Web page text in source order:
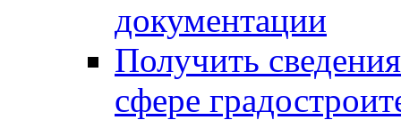
документации
Получить
сфере